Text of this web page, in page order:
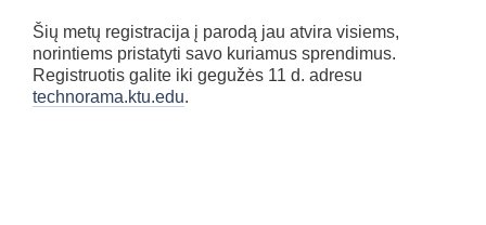
Šių metų registracija į parodą jau atvira visiems,
norintiems pristatyti savo kuriamus sprendimus.
Registruotis galite iki gegužės 11 d. adresu
technorama.ktu.edu.